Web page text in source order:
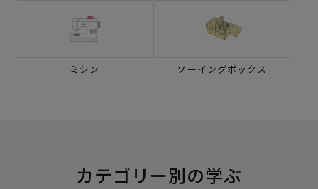
ミシン ソーイングボックス
カテゴリー別の学ぶ